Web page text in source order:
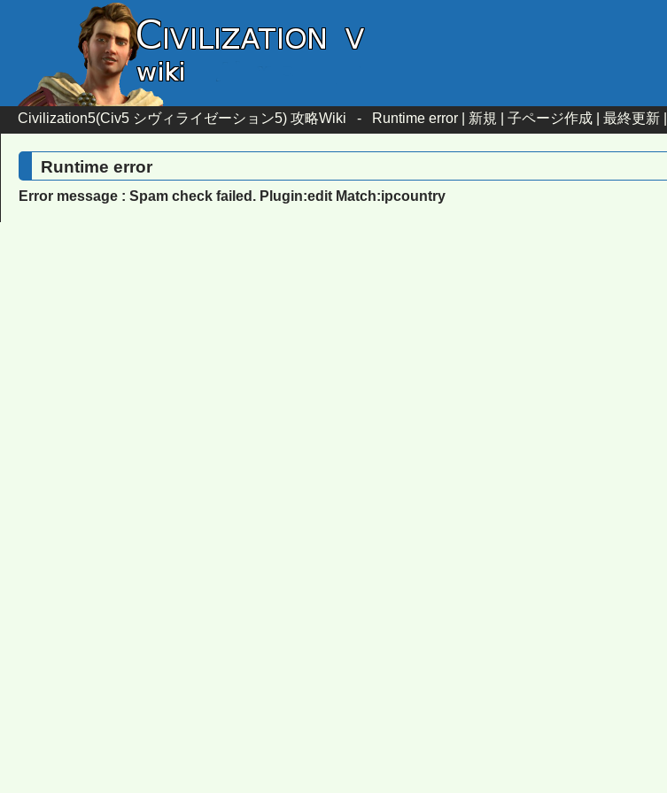
Civilization5(Civ5 シヴィライゼーション5) 攻略Wiki - Runtime error | 新規 子ページ作成 最終更新
Runtime error
Error message : Spam check failed. Plugin:edit Match:ipcountry